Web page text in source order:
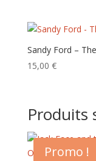
Sandy Ford –
15,00 €
Produits
Promo !